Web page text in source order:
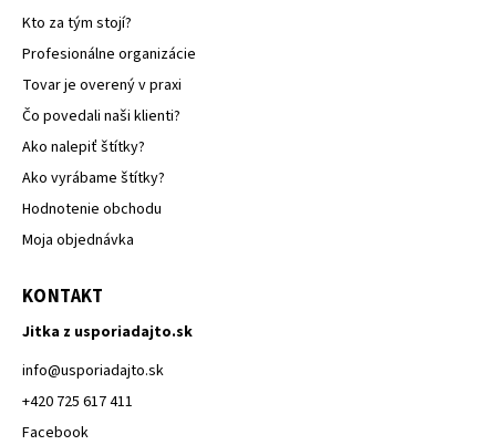
Kto za tým stojí?
Profesionálne organizácie
Tovar je overený v praxi
Čo povedali naši klienti?
Ako nalepiť štítky?
Ako vyrábame štítky?
Hodnotenie obchodu
Moja objednávka
KONTAKT
Jitka z usporiadajto.sk
info@usporiadajto.sk
+420 725 617 411
Facebook